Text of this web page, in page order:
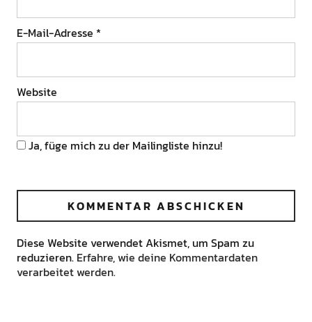
E-Mail-Adresse *
Website
Ja, füge mich zu der Mailingliste hinzu!
Diese Website verwendet Akismet, um Spam zu
reduzieren. Erfahre, wie deine Kommentardaten
verarbeitet werden.